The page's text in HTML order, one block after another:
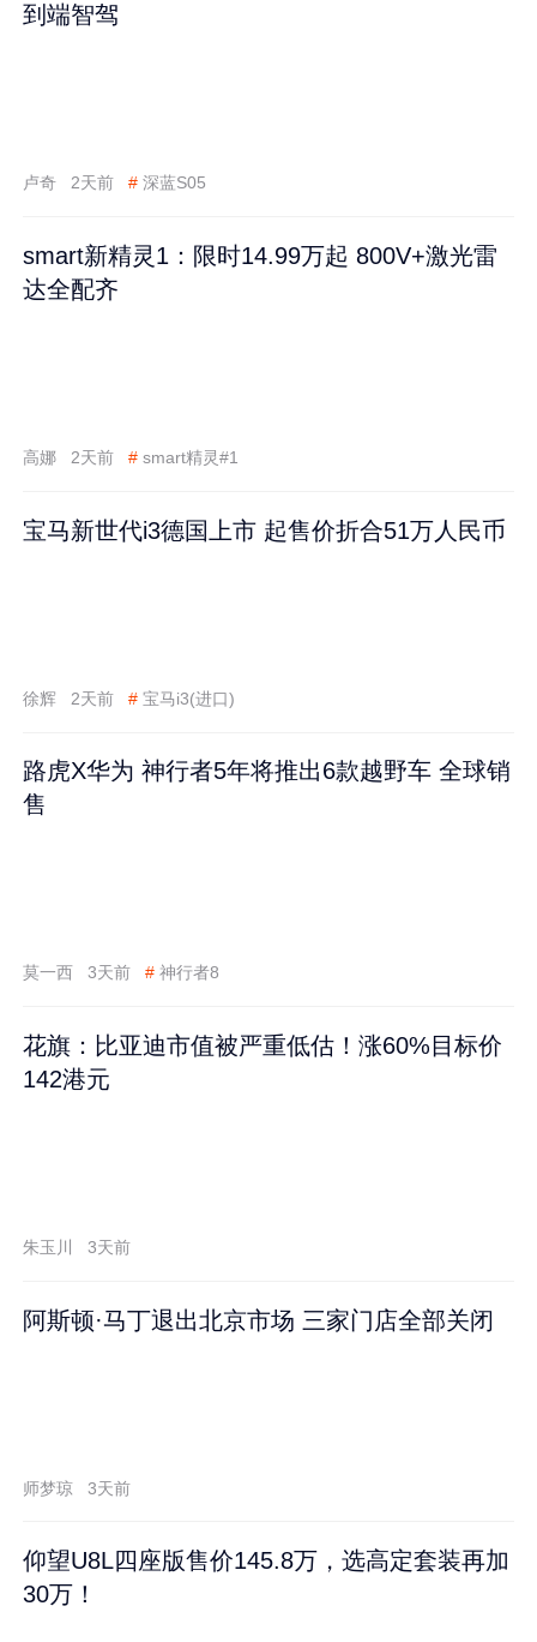
到端智驾
卢奇 2天前 # 深蓝S05
smart新精灵1：限时14.99万起 800V+激光雷
达全配齐
高娜 2天前 # smart精灵#1
宝马新世代i3德国上市 起售价折合51万人民币
徐辉 2天前 # 宝马i3(进口)
路虎X华为 神行者5年将推出6款越野车 全球销
售
莫一西 3天前 # 神行者8
花旗：比亚迪市值被严重低估！涨60%目标价
142港元
朱玉川 3天前
阿斯顿·马丁退出北京市场 三家门店全部关闭
师梦琼 3天前
仰望U8L四座版售价145.8万，选高定套装再加
30万！